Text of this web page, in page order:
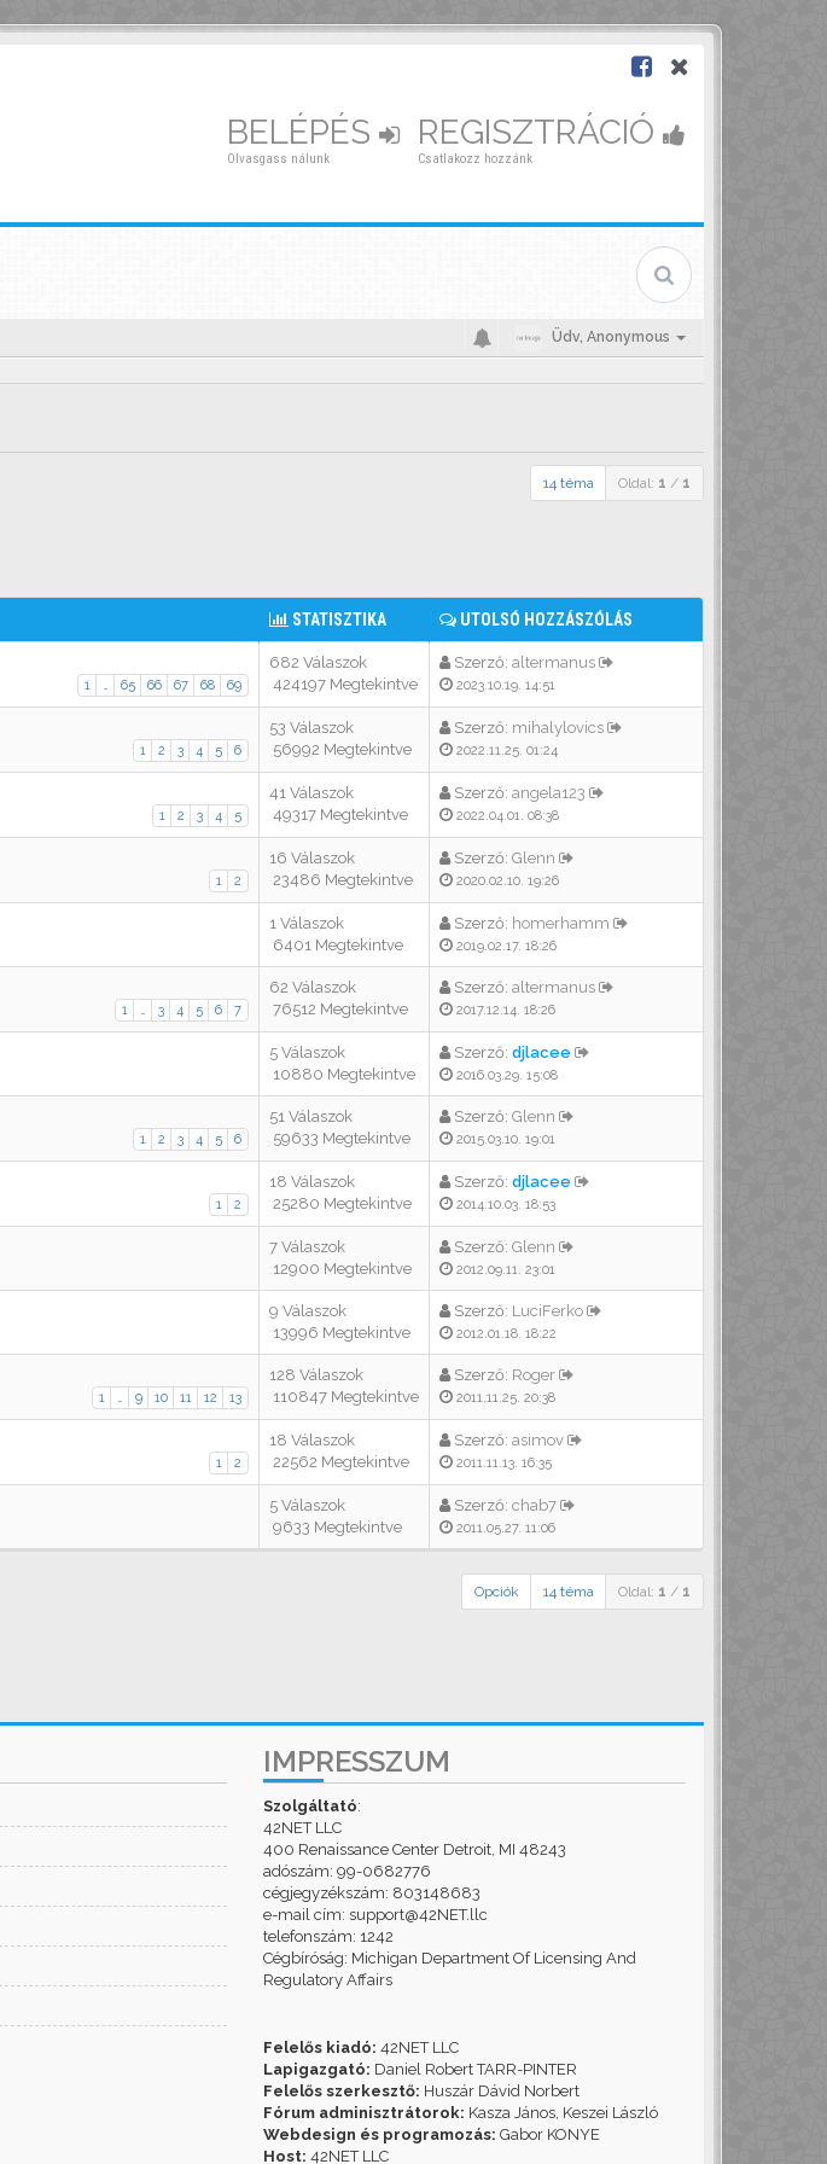
BELÉPÉS
Olvasgass nálunk
REGISZTRÁCIÓ
Csatlakozz hozzánk
Üdv, Anonymous
14 téma Oldal: 1 / 1
STATISZTIKA UTOLSÓ HOZZÁSZÓLÁS
1 … 65 66 67 68 69
682 Válaszok
424197 Megtekintve
Szerző: altermanus
2023.10.19. 14:51
1 2 3 4 5 6
53 Válaszok
56992 Megtekintve
Szerző: mihalylovics
2022.11.25. 01:24
1 2 3 4 5
41 Válaszok
49317 Megtekintve
Szerző: angela123
2022.04.01. 08:38
1 2
16 Válaszok
23486 Megtekintve
Szerző: Glenn
2020.02.10. 19:26
1 Válaszok
6401 Megtekintve
Szerző: homerhamm
2019.02.17. 18:26
1 … 3 4 5 6 7
62 Válaszok
76512 Megtekintve
Szerző: altermanus
2017.12.14. 18:26
5 Válaszok
10880 Megtekintve
Szerző: djlacee
2016.03.29. 15:08
1 2 3 4 5 6
51 Válaszok
59633 Megtekintve
Szerző: Glenn
2015.03.10. 19:01
1 2
18 Válaszok
25280 Megtekintve
Szerző: djlacee
2014.10.03. 18:53
7 Válaszok
12900 Megtekintve
Szerző: Glenn
2012.09.11. 23:01
9 Válaszok
13996 Megtekintve
Szerző: LuciFerko
2012.01.18. 18:22
1 … 9 10 11 12 13
128 Válaszok
110847 Megtekintve
Szerző: Roger
2011.11.25. 20:38
1 2
18 Válaszok
22562 Megtekintve
Szerző: asimov
2011.11.13. 16:35
5 Válaszok
9633 Megtekintve
Szerző: chab7
2011.05.27. 11:06
Opciók 14 téma Oldal: 1 / 1
IMPRESSZUM
Szolgáltató:
42NET LLC
400 Renaissance Center Detroit, MI 48243
adószám: 99-0682776
cégjegyzékszám: 803148683
e-mail cím: support@42NET.llc
telefonszám: 1242
Cégbíróság: Michigan Department Of Licensing And
Regulatory Affairs
Felelős kiadó: 42NET LLC
Lapigazgató: Daniel Robert TARR-PINTER
Felelős szerkesztő: Huszár Dávid Norbert
Fórum adminisztrátorok: Kasza János, Keszei László
Webdesign és programozás: Gabor KONYE
Host: 42NET LLC